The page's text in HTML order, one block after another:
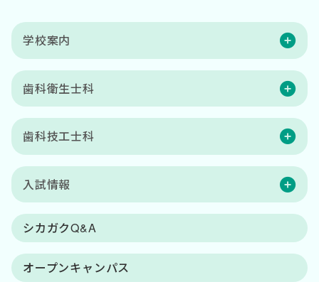
学校案内
歯科衛生士科
歯科技工士科
入試情報
シカガクQ&A
オープンキャンパス